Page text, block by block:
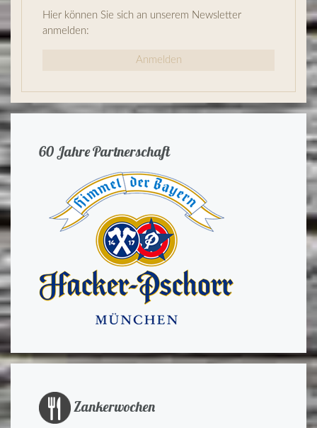
Hier können Sie sich an unserem Newsletter
anmelden:
Anmelden
60 Jahre Partnerschaft
Zankerwochen